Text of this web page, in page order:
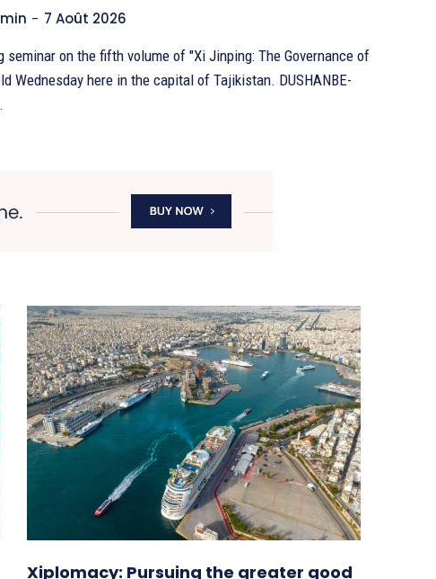
- 7 Août 2026
on the fifth volume of "Xi Jinping: The Governance of
here in the capital of Tajikistan. DUSHANBE-
Xiplomacy: Pursuing the greater good